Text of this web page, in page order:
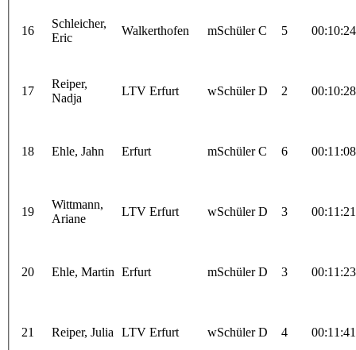
16
Schleicher,
Eric
Walkerthofen mSchüler C 5 00:10:24
17
Reiper,
Nadja
LTV Erfurt wSchüler D 2 00:10:28
18 Ehle, Jahn Erfurt mSchüler C 6 00:11:08
19
Wittmann,
Ariane
LTV Erfurt wSchüler D 3 00:11:21
20 Ehle, Martin Erfurt mSchüler D 3 00:11:23
21 Reiper, Julia LTV Erfurt wSchüler D 4 00:11:41